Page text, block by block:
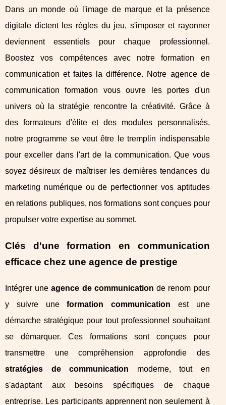
Dans un monde où l'image de marque et la présence
digitale dictent les règles du jeu, s'imposer et rayonner
deviennent essentiels pour chaque professionnel.
Boostez vos compétences avec notre formation en
communication et faites la différence. Notre agence de
communication formation vous ouvre les portes d'un
univers où la stratégie rencontre la créativité. Grâce à
des formateurs d'élite et des modules personnalisés,
notre programme se veut être le tremplin indispensable
pour exceller dans l'art de la communication. Que vous
soyez désireux de maîtriser les dernières tendances du
marketing numérique ou de perfectionner vos aptitudes
en relations publiques, nos formations sont conçues pour
propulser votre expertise au sommet.
Clés d'une formation en communication
efficace chez une agence de prestige
Intégrer uneagence de communication de renom pour
y suivre uneformation communication est une
démarche stratégique pour tout professionnel souhaitant
se démarquer. Ces formations sont conçues pour
transmettre une compréhension approfondie des
stratégies de communication moderne, tout en
s'adaptant aux besoins spécifiques de chaque
entreprise. Les participants apprennent non seulement à